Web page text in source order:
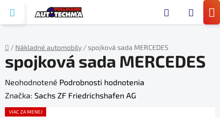
obsah
Domov
/ Nákladné automobily /spojková sada MERCEDES
spojková sada MERCEDES
Priemerné
hodnotenie
produktu
Neohodnotené Podrobnosti hodnotenia
Značka: Sachs ZF Friedrichshafen AG
VIAC ZA MENEJ